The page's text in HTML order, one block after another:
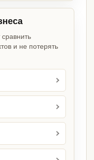
и не потерять